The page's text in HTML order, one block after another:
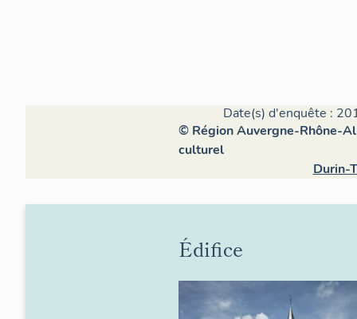
Date(s) d'enquête :
© Région Auvergne-Rhône-
culturel
Durin-
Édifice